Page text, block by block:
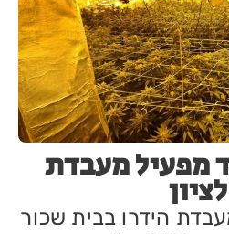
מפעיל מעבדת
הידרו בבית שכור